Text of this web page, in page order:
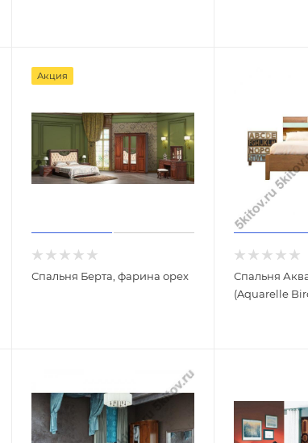
Акция
Спальня Берта, фарина орех
Спальня
(Aquarelle